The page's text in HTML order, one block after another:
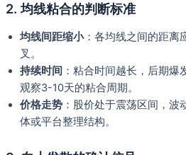
2. 均线粘合的判断标准
均线间距缩小：各均线之间的距离
叉。
持续时间 ：粘合时间越长，后期
观察3-10天的粘合周期。
价格走势 ：股价处于震荡区间，
体或平台整理结构。